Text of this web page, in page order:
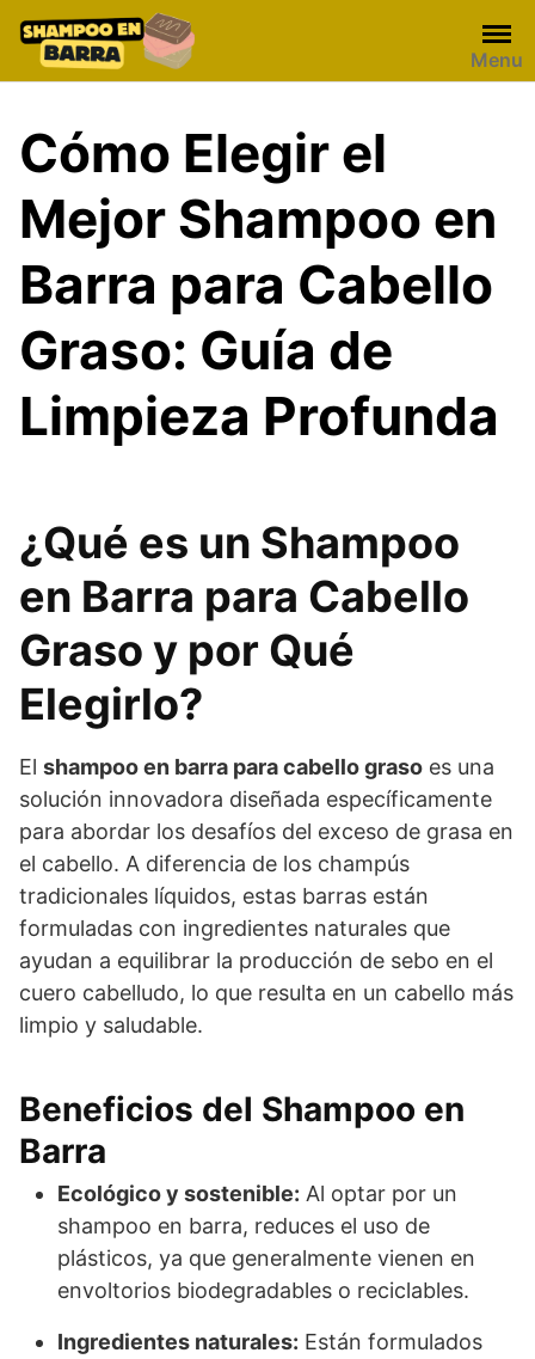
content
Menu
Cómo Elegir el
Mejor Shampoo en
Barra para Cabello
Graso: Guía de
Limpieza Profunda
¿Qué es un Shampoo
en Barra para Cabello
Graso y por Qué
Elegirlo?
El shampoo en barra para cabello graso es una
solución innovadora diseñada específicamente
para abordar los desafíos del exceso de grasa en
el cabello. A diferencia de los champús
tradicionales líquidos, estas barras están
formuladas con ingredientes naturales que
ayudan a equilibrar la producción de sebo en el
cuero cabelludo, lo que resulta en un cabello más
limpio y saludable.
Beneficios del Shampoo en
Barra
Ecológico y sostenible: Al optar por un
shampoo en barra, reduces el uso de
plásticos, ya que generalmente vienen en
envoltorios biodegradables o reciclables.
Ingredientes naturales: Están formulados